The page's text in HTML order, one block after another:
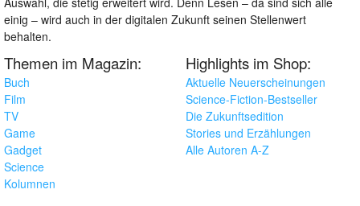
einig – wird auch in der digitalen Zukunft seinen Stellenwert
behalten.
Themen im Magazin:
Buch
Film
TV
Game
Gadget
Science
Kolumnen
Highlights im Shop:
Aktuelle Neuerscheinungen
Science-Fiction-Bestseller
Die Zukunftsedition
Stories und Erzählungen
Alle Autoren A-Z